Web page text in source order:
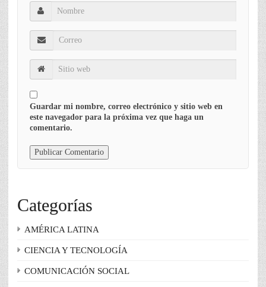
Guardar mi nombre, correo electrónico y sitio web en
este navegador para la próxima vez que haga un
comentario.
Categorías
AMÉRICA LATINA
CIENCIA Y TECNOLOGÍA
COMUNICACIÓN SOCIAL